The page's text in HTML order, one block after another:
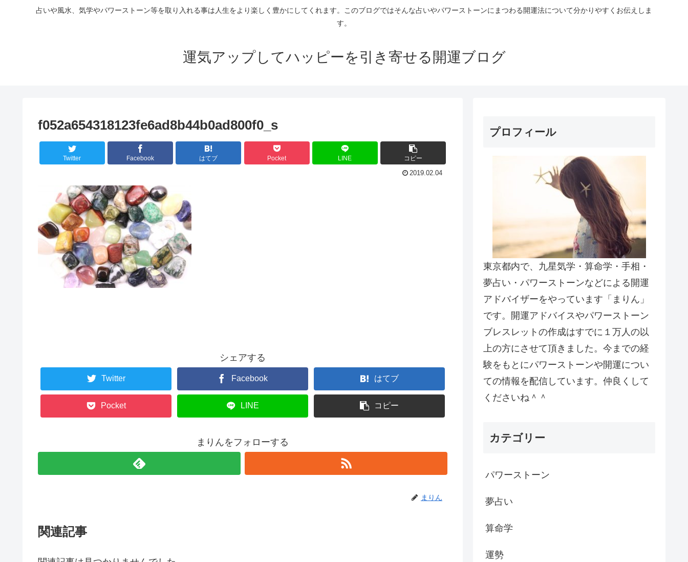
占いや風水、気学やパワーストーン等を取り入れる事は人生をより楽しく豊かにしてくれます。このブログではそんな占いやパワーストーンにまつわる開運法について分かりやすくお伝えしま
す。
運気アップしてハッピーを引き寄せる開運ブログ
f052a654318123fe6ad8b44b0ad800f0_s
Twitter Facebook はてブ Pocket LINE コピー
2019.02.04
シェアする
Twitter Facebook はてブ
Pocket LINE コピー
まりんをフォローする
まりん
関連記事
プロフィール
東京都内で、九星気学・算命学・手相・
夢占い・パワーストーンなどによる開運
アドバイザーをやっています「まりん」
です。開運アドバイスやパワーストーン
ブレスレットの作成はすでに１万人の以
上の方にさせて頂きました。今までの経
験をもとにパワーストーンや開運につい
ての情報を配信しています。仲良くして
くださいね＾＾
カテゴリー
パワーストーン
夢占い
算命学
運勢